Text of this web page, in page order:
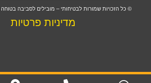
© כל הזכויות שמורות לבטיחותי – מובילים לסביבה בטוחה
מדיניות פרטיות